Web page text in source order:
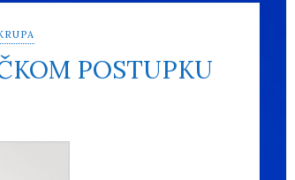
POSTUPKU